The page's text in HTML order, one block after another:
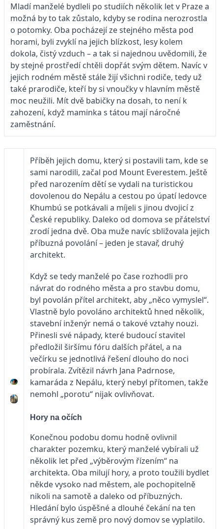
Mladí manželé bydleli po studiích několik let v Praze a
možná by to tak zůstalo, kdyby se rodina nerozrostla
o potomky. Oba pocházejí ze stejného města pod
horami, byli zvyklí na jejich blízkost, lesy kolem
dokola, čistý vzduch – a tak si najednou uvědomili, že
by stejné prostředí chtěli dopřát svým dětem. Navíc v
jejich rodném městě stále žijí všichni rodiče, tedy už
také prarodiče, kteří by si vnoučky v hlavním městě
moc neužili. Mít dvě babičky na dosah, to není k
zahození, když maminka s tátou mají náročné
zaměstnání.
Příběh jejich domu, který si postavili tam, kde se
sami narodili, začal pod Mount Everestem. Ještě
před narozením dětí se vydali na turistickou
dovolenou do Nepálu a cestou po úpatí ledovce
Khumbú se potkávali a míjeli s jinou dvojicí z
České republiky. Daleko od domova se přátelství
zrodí jedna dvě. Oba muže navíc sbližovala jejich
příbuzná povolání – jeden je stavař, druhý
architekt.
Když se tedy manželé po čase rozhodli pro
návrat do rodného města a pro stavbu domu,
byl povolán přítel architekt, aby „něco vymyslel“.
Vlastně bylo povoláno architektů hned několik,
stavební inženýr nemá o takové vztahy nouzi.
Přinesli své nápady, které budoucí stavitel
předložil širšímu fóru dalších přátel, a na
večírku se jednotlivá řešení dlouho do noci
probírala. Zvítězil návrh Jana Padrnose,
kamaráda z Nepálu, který nebyl přítomen, takže
nemohl „porotu“ nijak ovlivňovat.
Hory na očích
Konečnou podobu domu hodně ovlivnil
charakter pozemku, který manželé vybírali už
několik let před „výběrovým řízením“ na
architekta. Oba milují hory, a proto toužili bydlet
někde vysoko nad městem, ale pochopitelně
nikoli na samotě a daleko od příbuzných.
Hledání bylo úspěšné a dlouhé čekání na ten
správný kus země pro nový domov se vyplatilo.